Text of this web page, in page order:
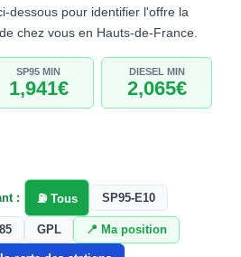
dessous pour identifier l'offre la
chez vous en Hauts-de-France.
SP95 MIN
1,941€
DIESEL MIN
2,065€
: ⛽ Tous SP95-E10
GPL 📍 Ma position